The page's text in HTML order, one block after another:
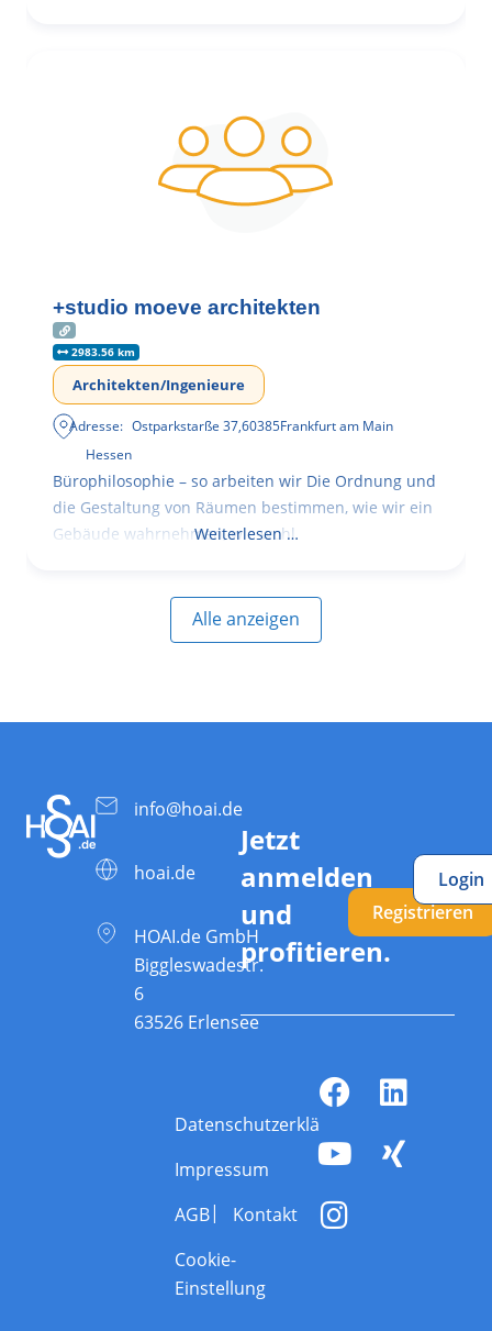
+studio moeve architekten
2983.56 km
Architekten/Ingenieure
Adresse: Ostparkstarße 37,60385Frankfurt am Main
Hessen
Bürophilosophie – so arbeiten wir Die Ordnung und
die Gestaltung von Räumen bestimmen, wie wir ein
Gebäude wahrnehmen, wie wohl
Weiterlesen …
Alle anzeigen
info@hoai.de
hoai.de
HOAI.de GmbH
Biggleswadestr.
6
63526 Erlensee
Jetzt
anmelden
und
profitieren.
Registrieren
Login
Datenschutzerklärung
Impressum
AGB
Kontakt
Cookie-
Einstellung